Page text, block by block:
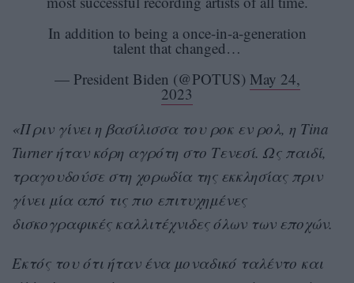
In addition to being a once-in-a-generation
talent that changed…
— President Biden (@POTUS) May 24,
2023
«Πριν γίνει η βασίλισσα του ροκ εν ρολ, η Tina
Turner ήταν κόρη αγρότη στο Τενεσί. Ως παιδί,
τραγουδούσε στη χορωδία της εκκλησίας πριν
γίνει μία από τις πιο επιτυχημένες
δισκογραφικές καλλιτέχνιδες όλων των εποχών.
Εκτός του ότι ήταν ένα μοναδικό ταλέντο και